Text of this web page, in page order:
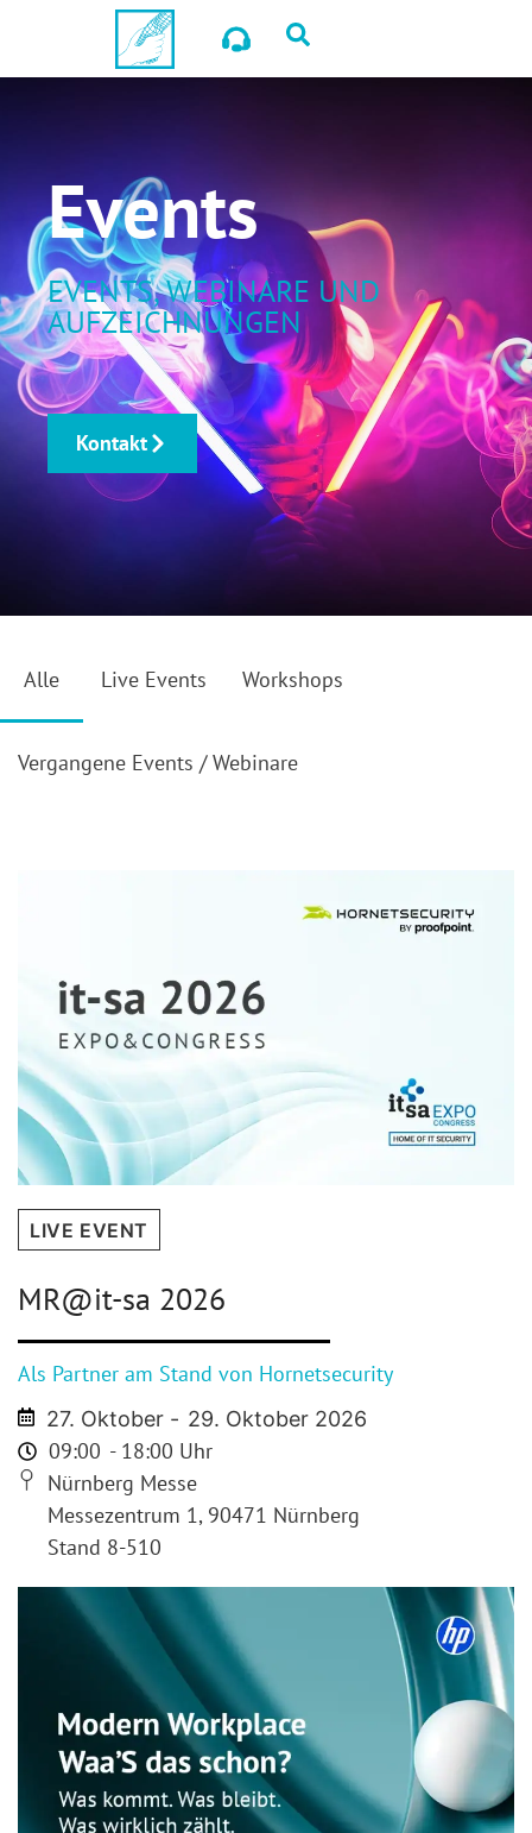
Events
EVENTS, WEBINARE UND
AUFZEICHNUNGEN
Kontakt
Alle Live Events Workshops
Vergangene Events / Webinare
LIVE EVENT
MR@it-sa 2026
Als Partner am Stand von Hornetsecurity
27. Oktober - 29. Oktober 2026
09:00 - 18:00 Uhr
Nürnberg Messe
Messezentrum 1, 90471 Nürnberg
Stand 8-510